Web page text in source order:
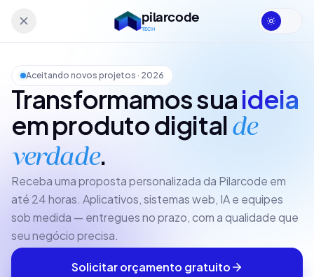
Pular para o orçamento pilarcode
TECH
Aceitando novos projetos · 2026
Transformamos suaideia
em produto digital de
verdade.
Receba uma proposta personalizada da Pilarcode em
até 24 horas. Aplicativos, sistemas web, IA e equipes
sob medida — entregues no prazo, com a qualidade que
seu negócio precisa.
Solicitar orçamento gratuito